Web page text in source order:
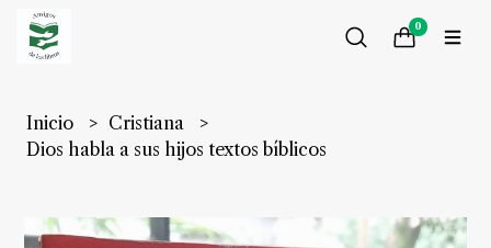
0
Inicio
Cristiana
Dios habla a sus hijos textos bíblicos